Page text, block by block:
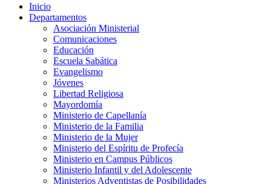
Inicio
Departamentos
Asociación Ministerial
Comunicaciones
Educación
Escuela Sabática
Evangelismo
Jóvenes
Libertad Religiosa
Mayordomía
Ministerio de Capellanía
Ministerio de la Familia
Ministerio de la Mujer
Ministerio del Espíritu de Profecía
Ministerio en Campus Públicos
Ministerio Infantil y del Adolescente
Ministerios Adventistas de Posibilidades